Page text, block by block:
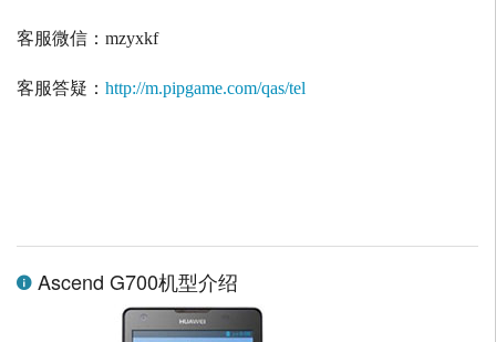
客服微信： mzyxkf
客服答疑： http://m.pipgame.com/qas/tel
Ascend G700机型介绍